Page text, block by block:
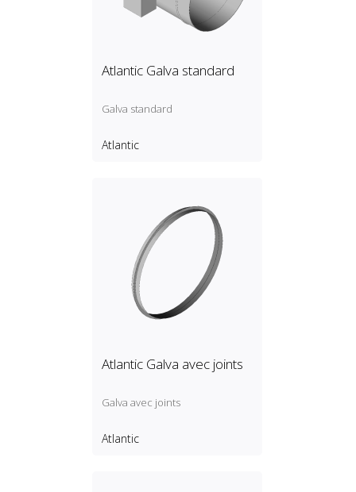
Atlantic Galva standard
Galva standard
Atlantic
Atlantic Galva avec joints
Galva avec joints
Atlantic